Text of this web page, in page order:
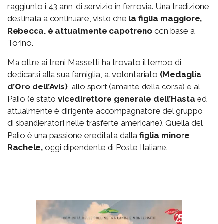
raggiunto i 43 anni di servizio in ferrovia. Una tradizione
destinata a continuare, visto che la figlia maggiore,
Rebecca, è attualmente capotreno con base a
Torino.
Ma oltre ai treni Massetti ha trovato il tempo di
dedicarsi alla sua famiglia, al volontariato (Medaglia
d’Oro dell’Avis) , allo sport (amante della corsa) e al
Palio (è stato vicedirettore generale dell’Hasta ed
attualmente è dirigente accompagnatore del gruppo
di sbandieratori nelle trasferte americane). Quella del
Palio è una passione ereditata dalla figlia minore
Rachele, oggi dipendente di Poste Italiane.